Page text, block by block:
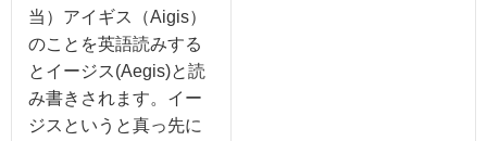
当）アイギス（Aigis）
のことを英語読みする
とイージス(Aegis)と読
み書きされます。イー
ジスというと真っ先に